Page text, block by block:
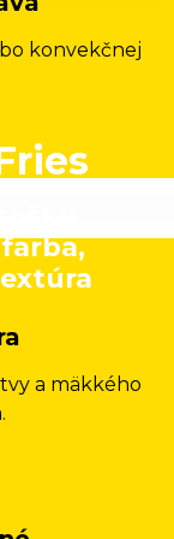
konvekčnej
a mäkkého